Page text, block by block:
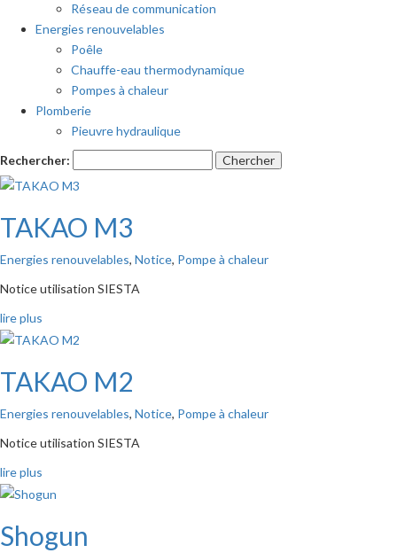
Réseau de communication
Energies renouvelables
Poêle
Chauffe-eau thermodynamique
Pompes à chaleur
Plomberie
Pieuvre hydraulique
Rechercher:
TAKAO M3
Energies renouvelables, Notice, Pompe à chaleur
Notice utilisation SIESTA
lire plus
TAKAO M2
Energies renouvelables, Notice, Pompe à chaleur
Notice utilisation SIESTA
lire plus
Shogun